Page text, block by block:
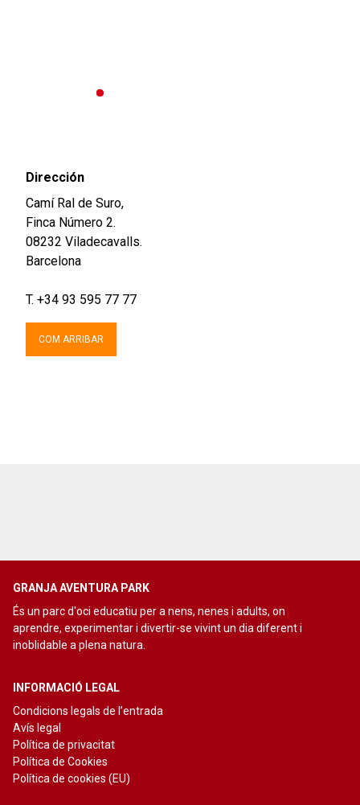
Dirección
Camí Ral de Suro,
Finca Número 2.
08232 Viladecavalls.
Barcelona
T. +34 93 595 77 77
COM ARRIBAR
GRANJA AVENTURA PARK
És un parc d'oci educatiu per a nens, nenes i adults, on
aprendre, experimentar i divertir-se vivint un dia diferent i
inoblidable a plena natura.
INFORMACIÓ LEGAL
Condicions legals de l’entrada
Avís legal
Política de privacitat
Política de Cookies
Política de cookies (EU)